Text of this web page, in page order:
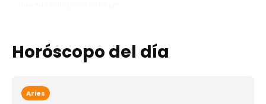
Horóscopo del día
Aries